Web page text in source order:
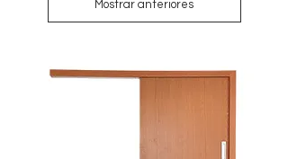
Mostrar anteriores